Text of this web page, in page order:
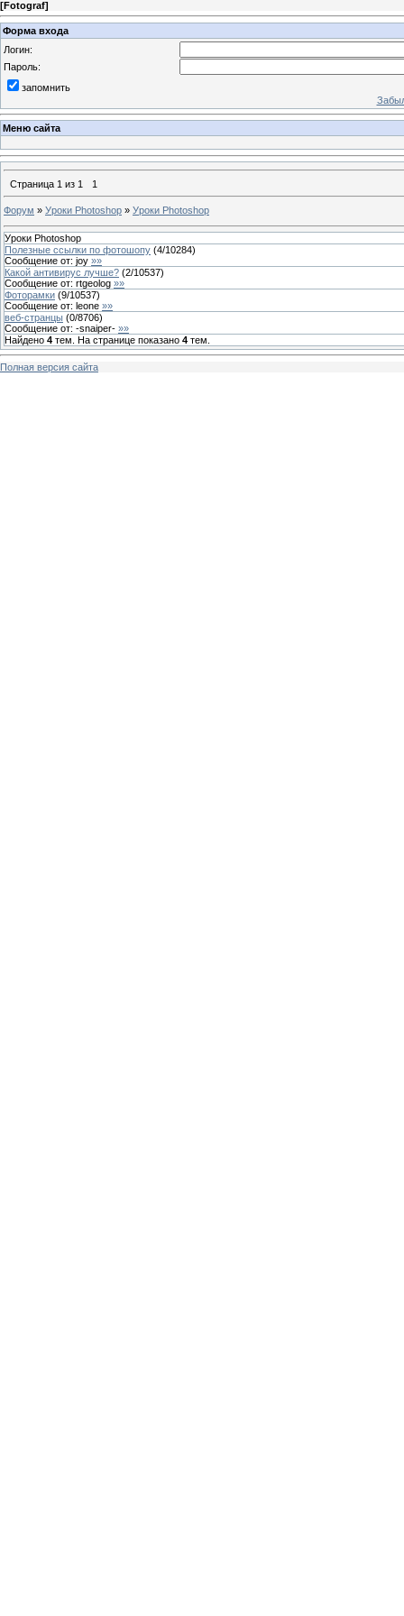
[Fotograf]
Форма входа
Логин:
Пароль:
запомнить
Меню сайта
Страница 1 из 1 1
Форум » Уроки Photoshop » Уроки Photoshop
Уроки Photoshop
Полезные ссылки по фотошопу (4/10284)
Сообщение от: joy »»
Какой антивирус лучше? (2/10537)
Сообщение от: rtgeolog »»
Фоторамки (9/10537)
Сообщение от: leone »»
веб-странцы (0/8706)
Сообщение от: -snaiper- »»
Найдено 4 тем. На странице показано 4 тем.
Полная версия сайта